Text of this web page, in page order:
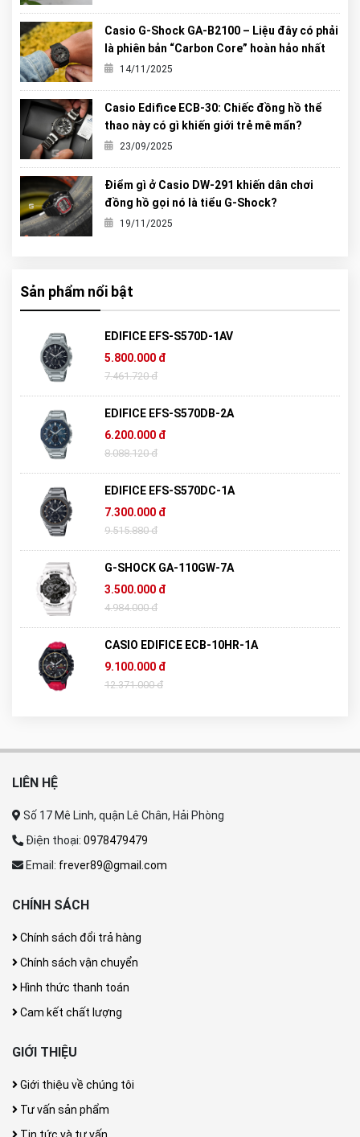
Casio G-Shock GA-B2100 – Liệu đây có phải
là phiên bản “Carbon Core” hoàn hảo nhất
từng được G-Shock tạo ra?
14/11/2025
Casio Edifice ECB-30: Chiếc đồng hồ thể
thao này có gì khiến giới trẻ mê mẩn?
23/09/2025
Điểm gì ở Casio DW-291 khiến dân chơi
đồng hồ gọi nó là tiểu G-Shock?
19/11/2025
Sản phẩm nổi bật
EDIFICE EFS-S570D-1AV
5.800.000 đ
7.461.720 đ
EDIFICE EFS-S570DB-2A
6.200.000 đ
8.088.120 đ
EDIFICE EFS-S570DC-1A
7.300.000 đ
9.515.880 đ
G-SHOCK GA-110GW-7A
3.500.000 đ
4.984.000 đ
CASIO EDIFICE ECB-10HR-1A
9.100.000 đ
12.371.000 đ
LIÊN HỆ
Số 17 Mê Linh, quận Lê Chân, Hải Phòng
Điện thoại: 0978479479
Email: frever89@gmail.com
CHÍNH SÁCH
Chính sách đổi trả hàng
Chính sách vận chuyển
Hình thức thanh toán
Cam kết chất lượng
GIỚI THIỆU
Giới thiệu về chúng tôi
Tư vấn sản phẩm